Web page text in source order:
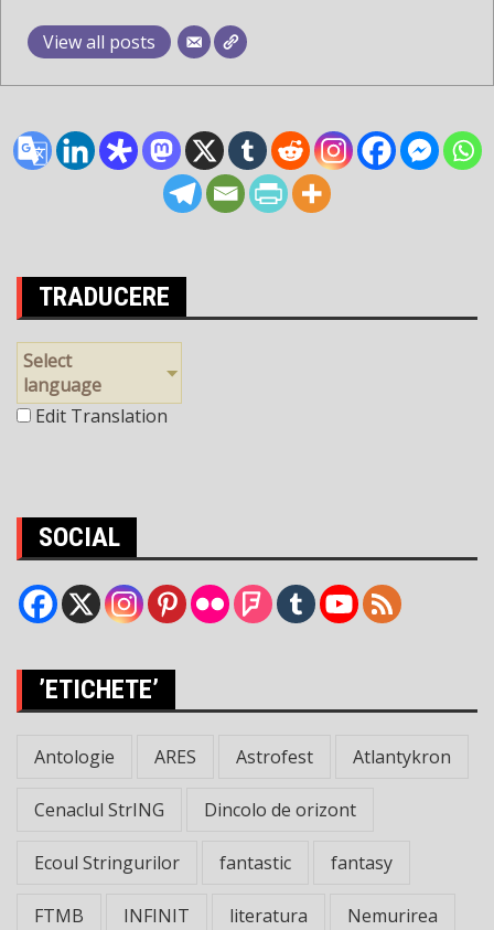
View all posts
TRADUCERE
Select
language
Edit Translation
SOCIAL
’ETICHETE’
Antologie ARES Astrofest Atlantykron
Cenaclul StrING Dincolo de orizont
Ecoul Stringurilor fantastic fantasy
FTMB INFINIT literatura Nemurirea